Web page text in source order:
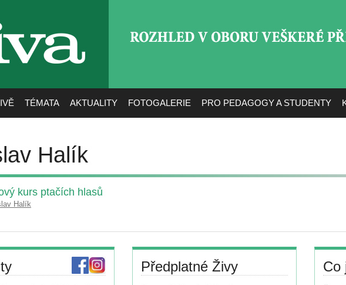
TÉMATA AKTUALITY FOTOGALERIE PRO PEDAGOGY A STUDENTY
Halík
kurs ptačích hlasů
Halík
Předplatné Živy Co